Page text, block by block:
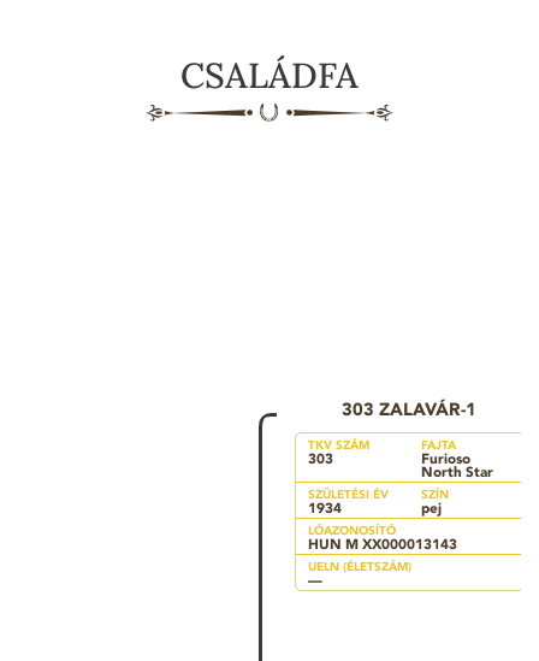
CSALÁDFA
303 ZALAVÁR-1
TKV SZÁM
303
FAJTA
Furioso
North Star
SZÜLETÉSI ÉV
1934
SZÍN
pej
LÓAZONOSÍTÓ
HUN M XX000013143
UELN (ÉLETSZÁM)
—